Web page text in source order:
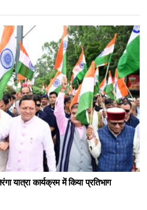
यात्रा कार्यक्रम में किया प्रतिभाग